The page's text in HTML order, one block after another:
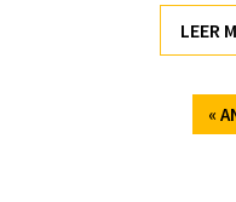
LEER
«